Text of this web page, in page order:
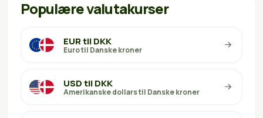
Populære valutakurser
EUR til DKK
Euro til Danske kroner
USD til DKK
Amerikanske dollars til Danske kroner